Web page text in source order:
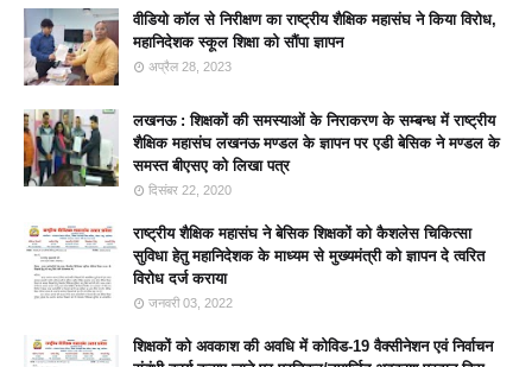
वीडियो कॉल से निरीक्षण का राष्ट्रीय शैक्षिक महासंघ ने किया विरोध,
महानिदेशक स्कूल शिक्षा को सौंपा ज्ञापन
अप्रैल 28, 2023
लखनऊ : शिक्षकों की समस्याओं के निराकरण के सम्बन्ध में राष्ट्रीय
शैक्षिक महासंघ लखनऊ मण्डल के ज्ञापन पर एडी बेसिक ने मण्डल के
समस्त बीएसए को लिखा पत्र
दिसंबर 22, 2020
राष्ट्रीय शैक्षिक महासंघ ने बेसिक शिक्षकों को कैशलेस चिकित्सा
सुविधा हेतु महानिदेशक के माध्यम से मुख्यमंत्री को ज्ञापन दे त्वरित
विरोध दर्ज कराया
जनवरी 03, 2022
शिक्षकों को अवकाश की अवधि में कोविड-19 वैक्सीनेशन एवं निर्वाचन